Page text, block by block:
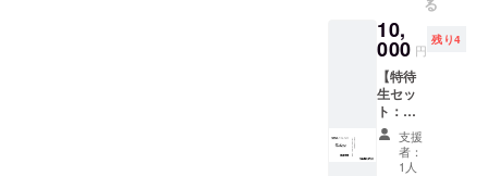
良俗に
反する
場合は
掲載を
お断り
させて
頂く場
合がご
ざいま
を希望
される
み、
ニック
ネーム
等も可)
をご記
入くだ
(Specia
l
Thanks
) ・出演
者から
のお礼
メッ
セージ
動画 ※
る
10,
000 円
残り4
【特待
生セッ
ト：佐
倉来春
サイン
入り限
支援
者：
1人